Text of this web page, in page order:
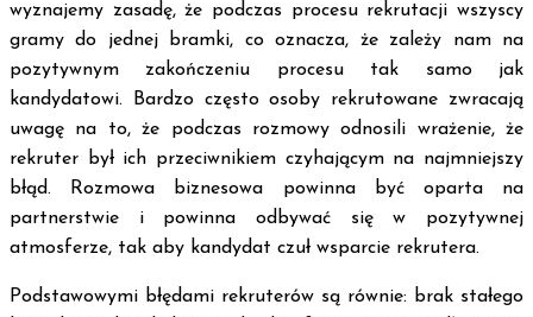
wyznajemy zasadę, że podczas procesu rekrutacji wszyscy
gramy do jednej bramki, co oznacza, że zależy nam na
pozytywnym zakończeniu procesu tak samo jak
kandydatowi. Bardzo często osoby rekrutowane zwracają
uwagę na to, że podczas rozmowy odnosili wrażenie, że
rekruter był ich przeciwnikiem czyhającym na najmniejszy
błąd. Rozmowa biznesowa powinna być oparta na
partnerstwie i powinna odbywać się w pozytywnej
atmosferze, tak aby kandydat czuł wsparcie rekrutera.
Podstawowymi błędami rekruterów są równie: brak stałego